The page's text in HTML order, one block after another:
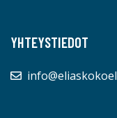
YHTEYSTIEDOT